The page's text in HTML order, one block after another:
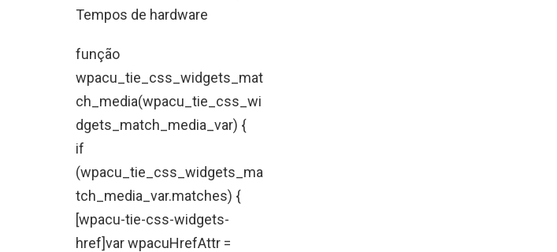
Tempos de hardware
função
wpacu_tie_css_widgets_mat
ch_media(wpacu_tie_css_wi
dgets_match_media_var) {
if
(wpacu_tie_css_widgets_ma
tch_media_var.matches) {
[wpacu-tie-css-widgets-
href]var wpacuHrefAttr =